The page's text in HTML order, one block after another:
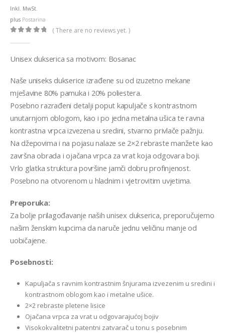
Inkl. MwSt.
plus Postarina
( There are no reviews yet. )
Unisex dukserica sa motivom: Bosanac
Naše uniseks dukserice izrađene su od izuzetno mekane
mješavine 80% pamuka i 20% poliestera.
Posebno razrađeni detalji poput kapuljače s kontrastnom
unutarnjom oblogom, kao i po jedna metalna ušica te ravna
kontrastna vrpca izvezena u sredini, stvarno privlače pažnju.
Na džepovima i na pojasu nalaze se 2×2 rebraste manžete kao
završna obrada i ojačana vrpca za vrat koja odgovara boji.
Vrlo glatka struktura površine jamči dobru profinjenost.
Posebno na otvorenom u hladnim i vjetrovitim uvjetima.
Preporuka:
Za bolje prilagođavanje naših unisex dukserica, preporučujemo
našim ženskim kupcima da naruče jednu veličinu manje od
uobičajene.
Posebnosti:
Kapuljača s ravnim kontrastnim šnjurama izvezenim u sredini i
kontrastnom oblogom kao i metalne ušice.
2×2 rebraste pletene lisice
Ojačana vrpca za vrat u odgovarajućoj bojiv
Visokokvalitetni patentni zatvarač u tonu s posebnim